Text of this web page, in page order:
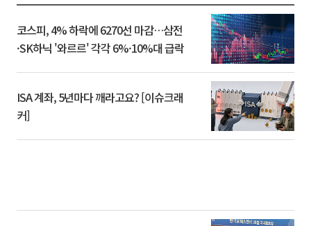
코스피, 4% 하락에 6270선 마감…삼전
·SK하닉 '와르르' 각각 6%·10%대 급락
ISA 계좌, 5년마다 깨라고요? [이슈크래
커]